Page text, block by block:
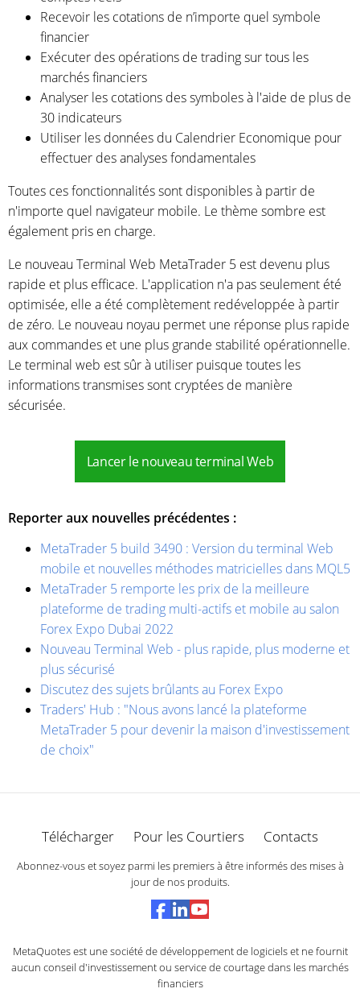
Recevoir les cotations de n’importe quel symbole
financier
Exécuter des opérations de trading sur tous les
marchés financiers
Analyser les cotations des symboles à l'aide de plus de
30 indicateurs
Utiliser les données du Calendrier Economique pour
effectuer des analyses fondamentales
Toutes ces fonctionnalités sont disponibles à partir de
n'importe quel navigateur mobile. Le thème sombre est
également pris en charge.
Le nouveau Terminal Web MetaTrader 5 est devenu plus
rapide et plus efficace. L'application n'a pas seulement été
optimisée, elle a été complètement redéveloppée à partir
de zéro. Le nouveau noyau permet une réponse plus rapide
aux commandes et une plus grande stabilité opérationnelle.
Le terminal web est sûr à utiliser puisque toutes les
informations transmises sont cryptées de manière
sécurisée.
Lancer le nouveau terminal Web
Reporter aux nouvelles précédentes :
MetaTrader 5 build 3490 : Version du terminal Web
mobile et nouvelles méthodes matricielles dans MQL5
MetaTrader 5 remporte les prix de la meilleure
plateforme de trading multi-actifs et mobile au salon
Forex Expo Dubai 2022
Nouveau Terminal Web - plus rapide, plus moderne et
plus sécurisé
Discutez des sujets brûlants au Forex Expo
Traders' Hub : "Nous avons lancé la plateforme
MetaTrader 5 pour devenir la maison d'investissement
de choix"
Télécharger Pour les Courtiers Contacts
Abonnez-vous et soyez parmi les premiers à être informés des mises à
jour de nos produits.
MetaQuotes est une société de développement de logiciels et ne fournit
aucun conseil d'investissement ou service de courtage dans les marchés
financiers